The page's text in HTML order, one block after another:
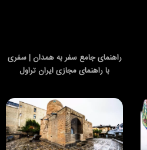
راهنمای جامع سفر به همدان | سفری
با راهنمای مجازی ایران تراول